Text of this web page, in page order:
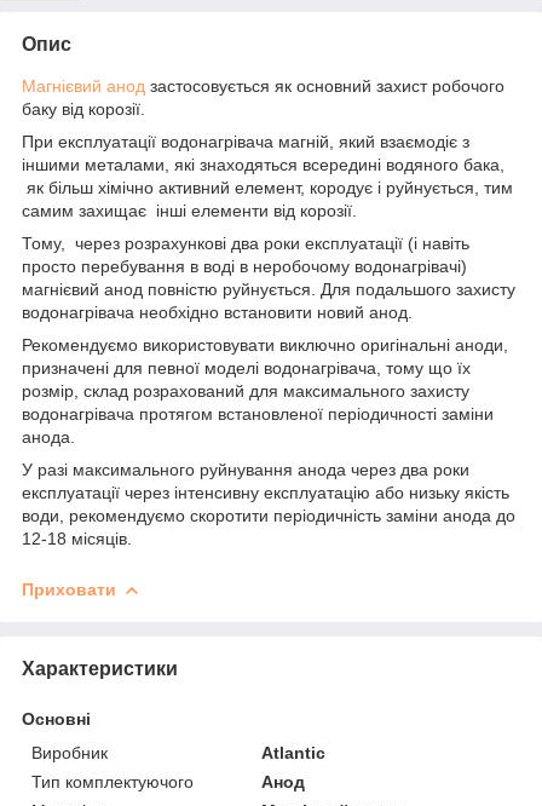
Опис
Магнієвий анод застосовується як основний захист робочого
баку від корозії.
При експлуатації водонагрівача магній, який взаємодіє з
іншими металами, які знаходяться всередині водяного бака,
як більш хімічно активний елемент, кородує і руйнується, тим
самим захищає інші елементи від корозії.
Тому, через розрахункові два роки експлуатації (і навіть
просто перебування в воді в неробочому водонагрівачі)
магнієвий анод повністю руйнується. Для подальшого захисту
водонагрівача необхідно встановити новий анод.
Рекомендуємо використовувати виключно оригінальні аноди,
призначені для певної моделі водонагрівача, тому що їх
розмір, склад розрахований для максимального захисту
водонагрівача протягом встановленої періодичності заміни
анода.
У разі максимального руйнування анода через два роки
експлуатації через інтенсивну експлуатацію або низьку якість
води, рекомендуємо скоротити періодичність заміни анода до
12-18 місяців.
Приховати
Характеристики
Основні
Виробник
Atlantic
Тип комплектуючого
Анод